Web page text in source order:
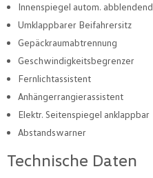
Innenspiegel autom. abblendend
Umklappbarer Beifahrersitz
Gepäckraumabtrennung
Geschwindigkeitsbegrenzer
Fernlichtassistent
Anhängerrangierassistent
Elektr. Seitenspiegel anklappbar
Abstandswarner
Technische Daten